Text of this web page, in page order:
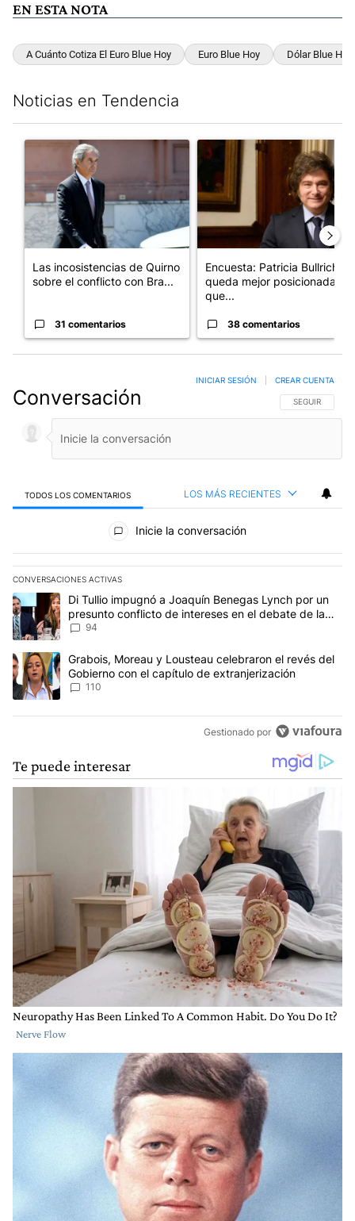
EN ESTA NOTA
A Cuánto Cotiza El Euro Blue Hoy Euro Blue Hoy Dólar Blue Hoy
Noticias en Tendencia
Un artículo de tendencia con el título "Las incosistencias de
Las incosistencias de Quirno
sobre el conflicto con Bra...
31 comentarios
Un artículo de tendencia con
Encuesta: Patricia Bullrich
queda mejor posicionada
que...
38 comentarios
Conversación SIGA ESTA
SEGUIR
INICIAR SESIÓN CREAR CUENTA
TODOS LOS COMENTARIOS LOS MÁS RECIENTES
Todos los comentarios
Inicie la conversación
CONVERSACIONES ACTIVAS
Este listado muestra los artículos con más comentarios en los
Un artículo de tendencia con el título "Di Tullio impugnó a
Di Tullio impugnó a Joaquín Benegas Lynch por un
presunto conflicto de intereses en el debate de la
Ley de Tierras
94
Un artículo de tendencia con el título "Grabois, Moreau y
Grabois, Moreau y Lousteau celebraron el revés del
Gobierno con el capítulo de extranjerización
110
Gestionado por